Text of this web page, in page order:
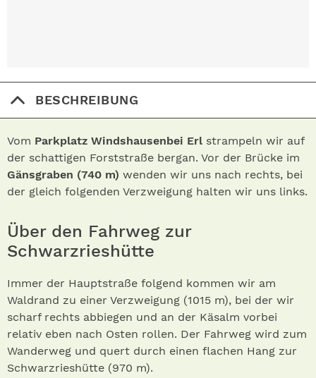
BESCHREIBUNG
Vom Parkplatz Windshausenbei Erl strampeln wir auf
der schattigen Forststraße bergan. Vor der Brücke im
Gänsgraben (740 m) wenden wir uns nach rechts, bei
der gleich folgenden Verzweigung halten wir uns links.
Über den Fahrweg zur
Schwarzrieshütte
Immer der Hauptstraße folgend kommen wir am
Waldrand zu einer Verzweigung (1015 m), bei der wir
scharf rechts abbiegen und an der Käsalm vorbei
relativ eben nach Osten rollen. Der Fahrweg wird zum
Wanderweg und quert durch einen flachen Hang zur
Schwarzrieshütte (970 m).